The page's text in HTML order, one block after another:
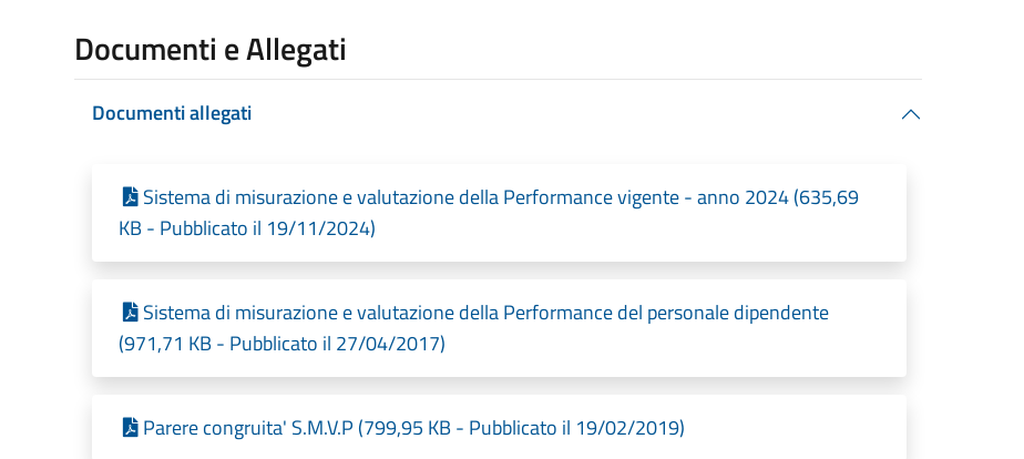
Documenti e Allegati
Documenti allegati
Sistema di misurazione e valutazione della Performance vigente - anno 2024 (635,69
KB - Pubblicato il 19/11/2024)
Sistema di misurazione e valutazione della Performance del personale dipendente
(971,71 KB - Pubblicato il 27/04/2017)
Parere congruita' S.M.V.P (799,95 KB - Pubblicato il 19/02/2019)